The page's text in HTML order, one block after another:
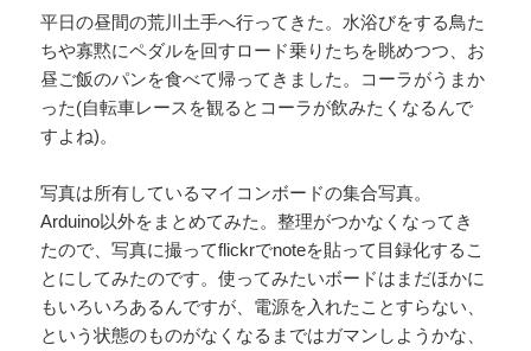
平日の昼間の荒川土手へ行ってきた。水浴びをする鳥た
ちや寡黙にペダルを回すロード乗りたちを眺めつつ、お
昼ご飯のパンを食べて帰ってきました。コーラがうまか
った(自転車レースを観るとコーラが飲みたくなるんで
すよね)。
写真は所有しているマイコンボードの集合写真。
Arduino以外をまとめてみた。整理がつかなくなってき
たので、写真に撮ってflickrでnoteを貼って目録化するこ
とにしてみたのです。使ってみたいボードはまだほかに
もいろいろあるんですが、電源を入れたことすらない、
という状態のものがなくなるまではガマンしようかな、